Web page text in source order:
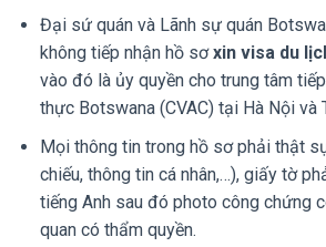
Đại sứ quán và Lãnh sự quán
không tiếp nhận hồ sơxin visa du
vào đó là ủy quyền cho trung tâm
thực Botswana (CVAC) tại Hà Nội và
Mọi thông tin trong hồ sơ phải thật
chiếu, thông tin cá nhân,…), giấy tờ
tiếng Anh sau đó photo công chứng
quan có thẩm quyền.